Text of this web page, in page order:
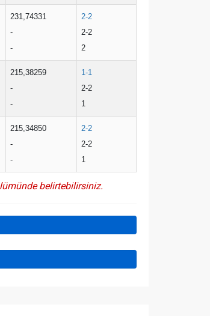
231,74331
-
-
2-2
2-2
2
215,38259
-
-
1-1
2-2
1
215,34850
-
-
2-2
2-2
1
belirtebilirsiniz.